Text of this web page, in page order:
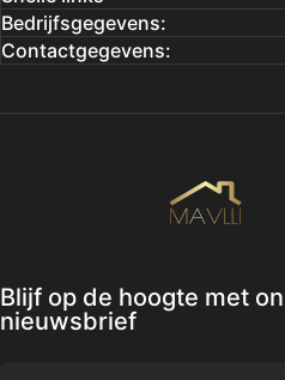
Bedrijfsgegevens:
Contactgegevens:
Blijf op de hoogte met
nieuwsbrief